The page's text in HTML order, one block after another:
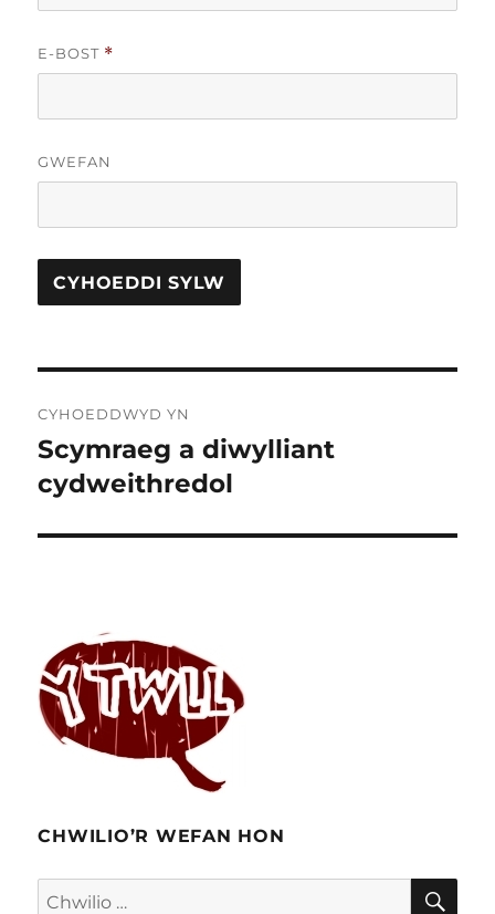
E-BOST *
GWEFAN
cofnod
CYHOEDDWYD YN
Scymraeg a diwylliant
cydweithredol
CHWILIO’R WEFAN HON
Chwilio